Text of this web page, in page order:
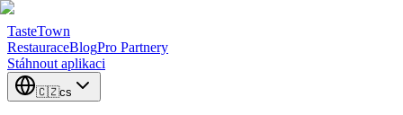
TasteTown
RestauraceBlogPro Partnery
Stáhnout aplikaci
🇨🇿cs